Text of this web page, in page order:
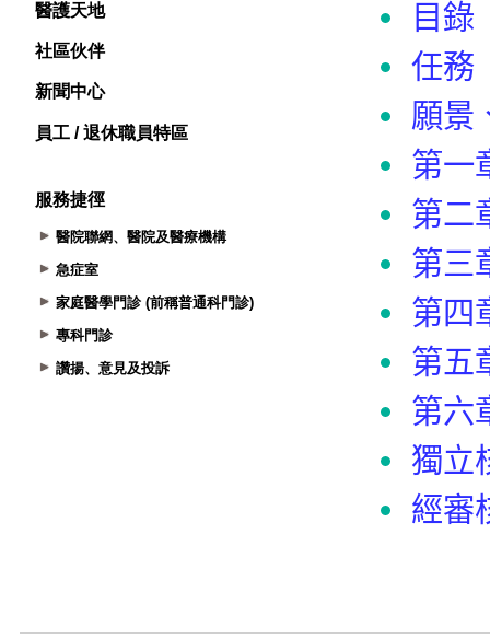
醫護天地
社區伙伴
新聞中心
員工 / 退休職員特區
服務捷徑
醫院聯網、醫院及醫療機構
急症室
家庭醫學門診 (前稱普通科門診)
專科門診
讚揚、意見及投訴